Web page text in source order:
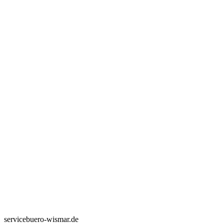
servicebuero-wismar.de